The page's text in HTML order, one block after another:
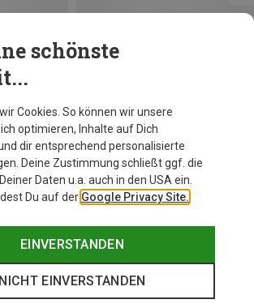
schönste
Cookies. So können wir unsere
optimieren, Inhalte auf Dich
dir entsprechend personalisierte
Deine Zustimmung schließt ggf. die
Daten u.a. auch in den USA ein.
Du auf der Google Privacy Site.
EINVERSTANDEN
NICHT EINVERSTANDEN